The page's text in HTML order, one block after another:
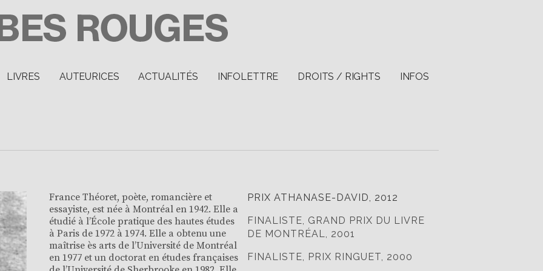
LIVRES AUTEURICES ACTUALITÉS INFOLETTRE DROITS / RIGHTS INFOS
France Théoret, poète, romancière et
essayiste, est née à Montréal en 1942. Elle a
étudié à l’École pratique des hautes études
à Paris de 1972 à 1974. Elle a obtenu une
maîtrise ès arts de l’Université de Montréal
en 1977 et un doctorat en études françaises
PRIX ATHANASE-DAVID, 2012
FINALISTE, GRAND PRIX DU LIVRE
DE MONTRÉAL, 2001
FINALISTE, PRIX RINGUET, 2000